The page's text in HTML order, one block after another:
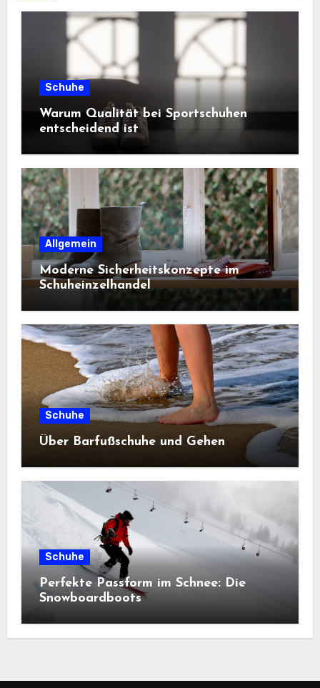
Schuhe
Warum Qualität bei Sportschuhen
entscheidend ist
Allgemein
Moderne Sicherheitskonzepte im
Schuheinzelhandel
Schuhe
Über Barfußschuhe und Gehen
Schuhe
Perfekte Passform im Schnee: Die
Snowboardboots